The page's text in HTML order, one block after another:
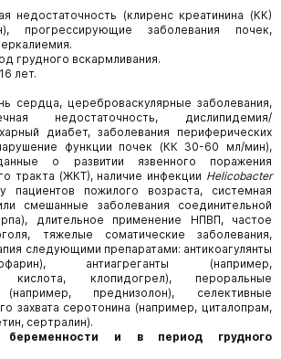
недостаточность (клиренс креатинина (КК)
прогрессирующие заболевания почек,
грудного вскармливания.
лет.
сердца, цереброваскулярные заболевания,
недостаточность, дислипидемия/
диабет, заболевания периферических
функции почек (КК 30-60 мл/мин),
о развитии язвенного поражения
тракта (ЖКТ), наличие инфекции Helicobacter
пациентов пожилого возраста, системная
смешанные заболевания соединительной
длительное применение НПВП, частое
тяжелые соматические заболевания,
следующими препаратами: антикоагулянты
антиагреганты (например,
кислота, клопидогрел), пероральные
(например, преднизолон), селективные
захвата серотонина (например, циталопрам,
сертралин).
беременности и в период грудного